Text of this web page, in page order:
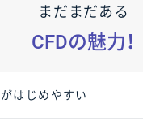
まだまだある
CFDの魅力！
はじめやすい